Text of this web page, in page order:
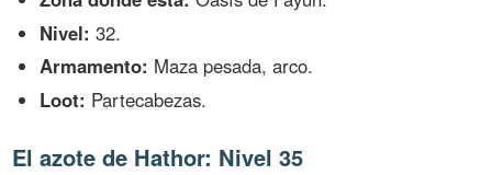
Nivel: 32.
Armamento: Maza pesada, arco.
Loot: Partecabezas.
El azote de Hathor: Nivel 35